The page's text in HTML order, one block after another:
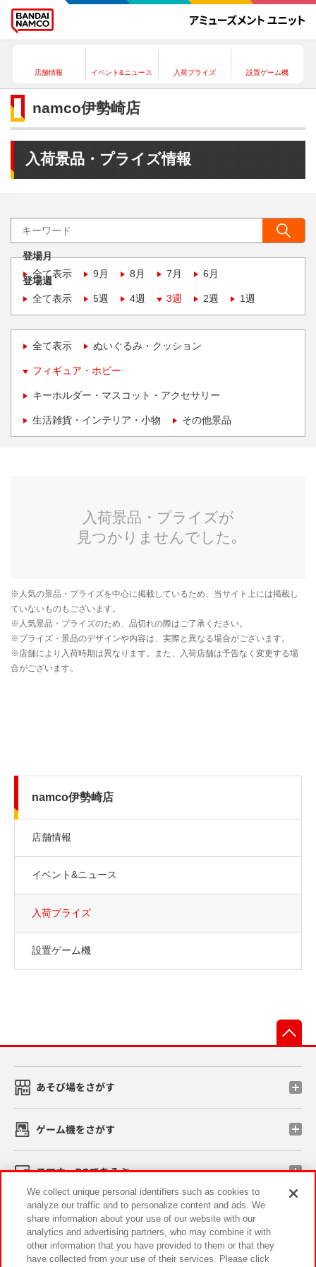
店舗情報 イベント&ニュース 入荷プライズ 設置ゲーム機
namco伊勢崎店
入荷景品・プライズ情報
登場月
全て表示
9月 8月 7月 6月
登場週
全て表示
5週 4週 3週 2週 1週
全て表示 ぬいぐるみ・クッション
フィギュア・ホビー
キーホルダー・マスコット・アクセサリー
生活雑貨・インテリア・小物 その他景品
namco伊勢崎店
店舗情報
イベント&ニュース
入荷プライズ
設置ゲーム機
あそび場をさがす
ゲーム機をさがす
スマホ・PCであそぶ
イベント・キャンペーン
We collect unique personal identifiers such as cookies to
analyze our traffic and to personalize content and ads. We
share information about your use of our website with our
analytics and advertising partners, who may combine it with
other information that you have provided to them or that they
have collected from your use of their services. Please click